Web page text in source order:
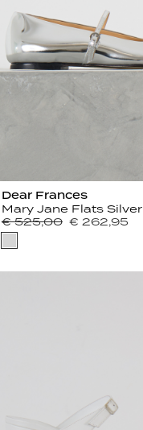
Dear Frances
Mary Jane Flats Silver
€ 525,00 € 262,95